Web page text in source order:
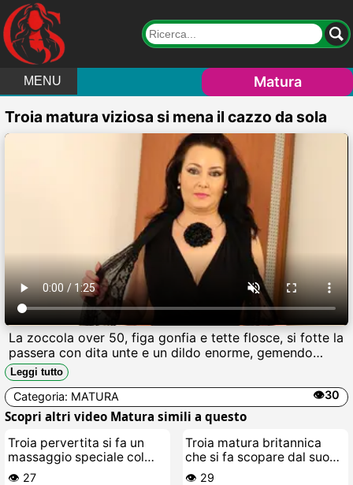
MENU Matura
Troia matura viziosa si mena il cazzo da sola
La zoccola over 50, figa gonfia e tette flosce, si fotte la
passera con dita unte e un dildo enorme, gemendo
come una puttana in calore, succhiando il clitoride
gonfio fino a schizzare sborra finta ovunque, sola e
arrapata da morire.
Leggi tutto
Categoria: MATURA 👁️30
Scopri altri video Matura simili a questo
Troia pervertita si fa un
massaggio speciale col
cazzo
👁️ 27
Troia matura britannica
che si fa scopare dal suo
toy-boy
👁️ 29